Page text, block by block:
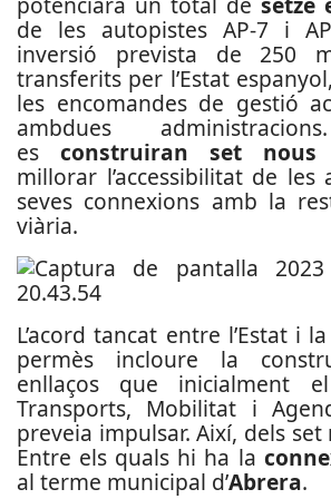
de les autopistes AP-7 i
inversió prevista de 250
transferits per l’Estat
les encomandes de gestió
ambdues
es construiran set nous
millorar l’accessibilitat de les
seves connexions amb la
viària.
L’acord tancat entre l’Estat i
permès incloure la
enllaços que inicialment
Transports, Mobilitat i
preveia impulsar. Així, dels
Entre els quals hi ha la
al terme municipal d’Abrera.